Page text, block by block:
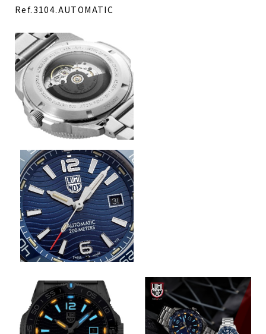
Ref.3104.AUTOMATIC